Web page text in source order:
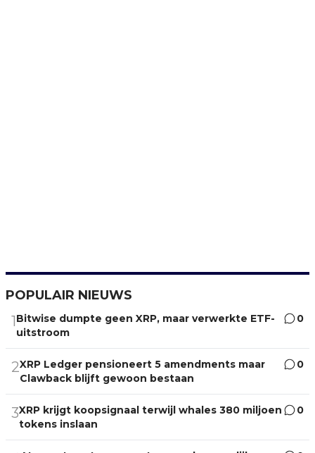
POPULAIR NIEUWS
1Bitwise dumpte geen XRP, maar verwerkte ETF-
uitstroom
0
2XRP Ledger pensioneert 5 amendments maar
Clawback blijft gewoon bestaan
0
3XRP krijgt koopsignaal terwijl whales 380 miljoen
tokens inslaan
0